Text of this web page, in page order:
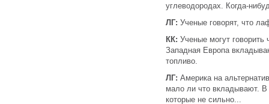
углеводородах. Когда-
ЛГ: Ученые говорят, что
КК: Ученые могут
Западная Европа
топливо.
ЛГ: Америка на
мало ли что вкладывают.
которые не сильно...